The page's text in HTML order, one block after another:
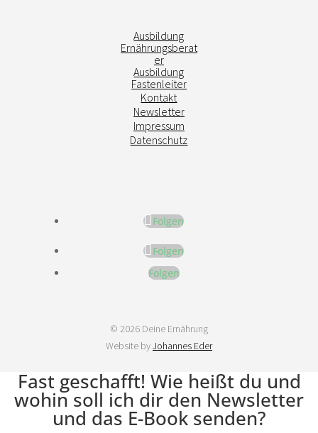
Ausbildung
Ernährungsberat
er
Ausbildung
Fastenleiter
Kontakt
Newsletter
Impressum
Datenschutz
Folgen
Folgen
Folgen
© 2026 Deine Ernährung
Website byJohannes Eder
Fast geschafft! Wie heißt du und
wohin soll ich dir den Newsletter
und das E-Book senden?